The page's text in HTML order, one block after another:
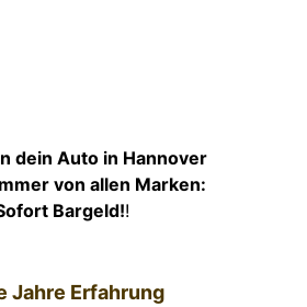
dein Auto in Hannover
von allen Marken:
Bargeld!!
Jahre Erfahrung